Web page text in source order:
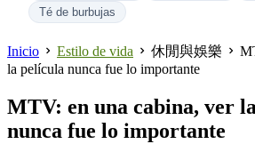
Té de burbujas
Inicio Estilo de vida 休閒與娛樂
la película nunca fue lo importante
MTV: en una cabina, ver
nunca fue lo importante